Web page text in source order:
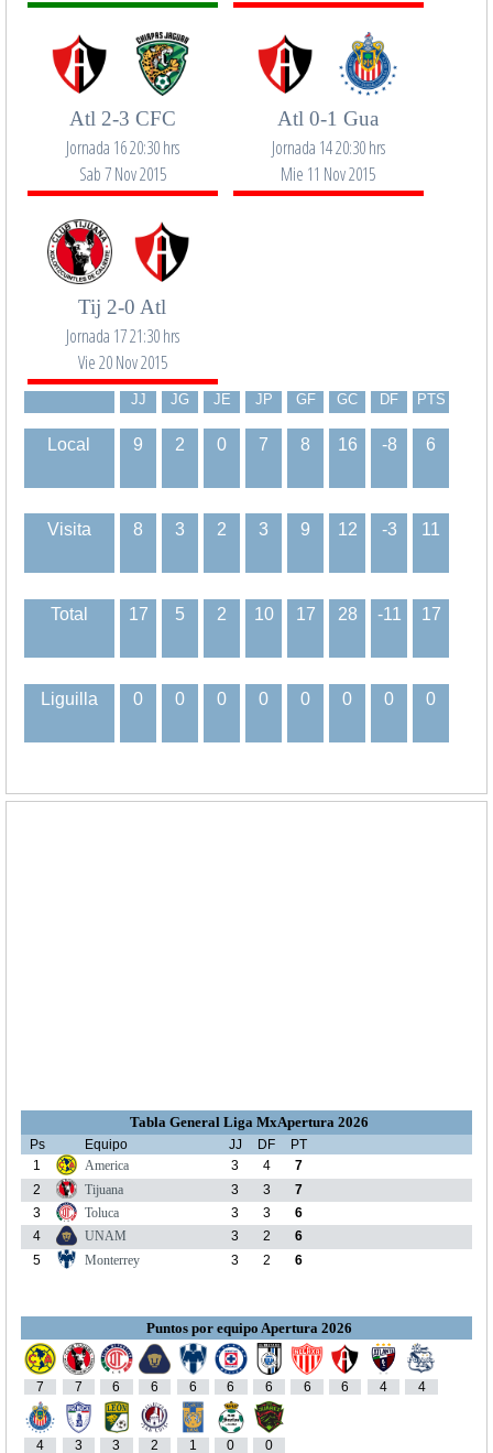
Atl 2-3 CFC
Jornada 16 20:30 hrs
Sab 7 Nov 2015
Atl 0-1 Gua
Jornada 14 20:30 hrs
Mie 11 Nov 2015
Tij 2-0 Atl
Jornada 17 21:30 hrs
Vie 20 Nov 2015
JJ JG JE JP GF GC DF PTS
Local 9 2 0 7 8 16 -8 6
Visita 8 3 2 3 9 12 -3 11
Total 17 5 2 10 17 28 -11 17
Liguilla 0 0 0 0 0 0 0 0
Tabla General Liga MxApertura 2026
Ps Equipo JJ DF
PT
1
America 3 4
7
2
Tijuana 3 3
7
3
Toluca 3 3
6
4
UNAM 3 2
6
5
Monterrey 3 2 6
Puntos por equipo Apertura 2026
7 7 6 6 6 6 6 6 6 4 4
4 3 3 2 1 0 0